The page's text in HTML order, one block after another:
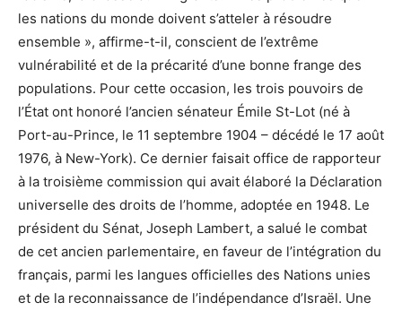
les nations du monde doivent s’atteler à résoudre
ensemble », affirme-t-il, conscient de l’extrême
vulnérabilité et de la précarité d’une bonne frange des
populations. Pour cette occasion, les trois pouvoirs de
l’État ont honoré l’ancien sénateur Émile St-Lot (né à
Port-au-Prince, le 11 septembre 1904 – décédé le 17 août
1976, à New-York). Ce dernier faisait office de rapporteur
à la troisième commission qui avait élaboré la Déclaration
universelle des droits de l’homme, adoptée en 1948. Le
président du Sénat, Joseph Lambert, a salué le combat
de cet ancien parlementaire, en faveur de l’intégration du
français, parmi les langues officielles des Nations unies
et de la reconnaissance de l’indépendance d’Israël. Une